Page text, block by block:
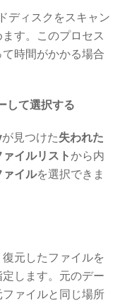
ディスクをスキャン
す。このプロセス
時間がかかる場合
して選択する
が見つけた失われた
ァイルリストから内
ァイルを選択できま
元したファイルを
します。元のデー
ァイルと同じ場所